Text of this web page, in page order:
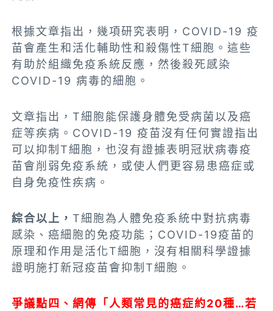
根據文章指出，幾項研究表明，COVID-19 疫
苗會產生和活化輔助性和殺傷性T細胞。這些
有助於組織免疫系統反應，然後殺死感染
COVID-19 病毒的細胞。
文章指出，T細胞能保護身體免受病菌以及癌
症等疾病。COVID-19 疫苗沒有任何實證指出
可以抑制T細胞，也沒有證據表明冠狀病毒疫
苗會削弱免疫系統，或使人們更容易患癌症或
自身免疫性疾病。
綜合以上，T細胞為人體免疫系統中對抗病毒
感染、癌細胞的免疫功能；COVID-19疫苗的
原理和作用是活化T細胞，沒有相關科學證據
證明施打新冠疫苗會抑制T細胞。
爭議點四、網傳「人類常見的癌症約20種…若